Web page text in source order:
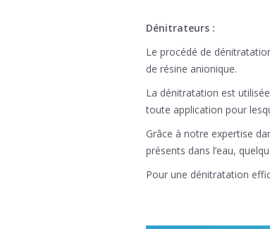
Dénitrateurs :
Le procédé de
de résine anionique.
La dénitratation est
toute application pour
Grâce à notre expertise
présents dans l’eau,
Pour une dénitratation